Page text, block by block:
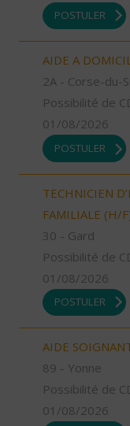
POSTULER
AIDE A
2A - Corse-du-
Possibilité de
01/08/2026
POSTULER
TECHNICIEN
FAMILIALE (H/
30 - Gard
Possibilité de
01/08/2026
POSTULER
AIDE
89 - Yonne
Possibilité de
01/08/2026